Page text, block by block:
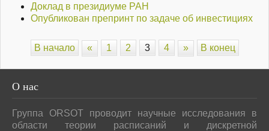
Доклад в президиуме РАН
Опубликован препринт по задаче об инвестициях
В начало « 1 2 3 4 » В конец
О нас
Группа ORSOT проводит научные исследования в
области теории расписаний и дискретной